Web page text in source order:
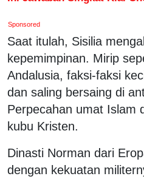
Sponsored
Saat itulah, Sisilia
kepemimpinan. Mirip
Andalusia, faksi-faksi
dan saling bersaing di
Perpecahan umat Islam
kubu Kristen.
Dinasti Norman dari
dengan kekuatan